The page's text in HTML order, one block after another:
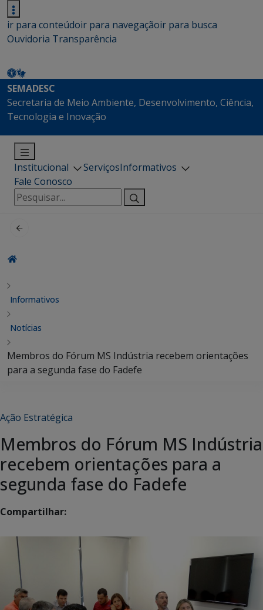
ir para conteúdoir para navegaçãoir para busca
Ouvidoria Transparência
SEMADESC
Secretaria de Meio Ambiente, Desenvolvimento, Ciência,
Tecnologia e Inovação
Institucional ServiçosInformativos
Fale Conosco
Pesquisar
por:
Informativos
Notícias
Membros do Fórum MS Indústria recebem orientações
para a segunda fase do Fadefe
Ação Estratégica
Membros do Fórum MS Indústria
recebem orientações para a
segunda fase do Fadefe
Compartilhar: